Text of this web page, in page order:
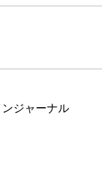
ジャーナル